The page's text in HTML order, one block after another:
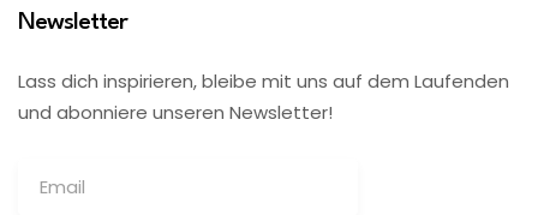
Newsletter
Lass dich inspirieren, bleibe mit uns auf dem Laufenden
und abonniere unseren Newsletter!